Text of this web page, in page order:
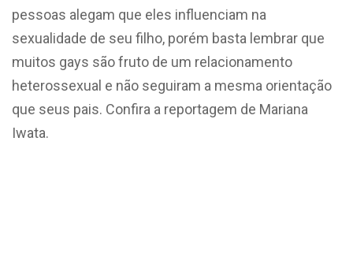
pessoas alegam que eles influenciam na
sexualidade de seu filho, porém basta lembrar que
muitos gays são fruto de um relacionamento
heterossexual e não seguiram a mesma orientação
que seus pais. Confira a reportagem de Mariana
Iwata.